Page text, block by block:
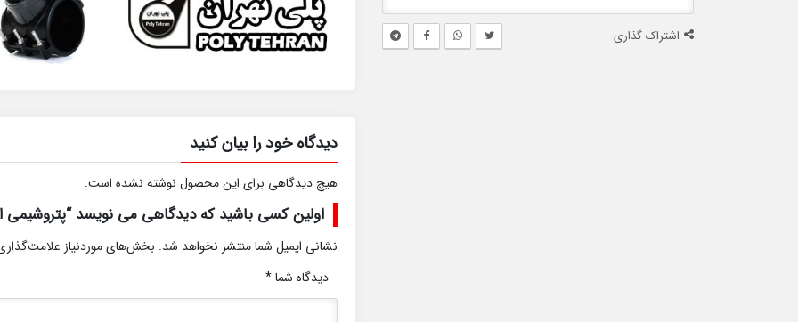
اشتراک گذاری
دیدگاه خود را بیان کنید
هیچ دیدگاهی برای این محصول نوشته نشده است.
اولین کسی باشید که دیدگاهی می نویسد
نشانی ایمیل شما منتشر نخواهد شد. بخش‌های موردنیاز
دیدگاه شما*